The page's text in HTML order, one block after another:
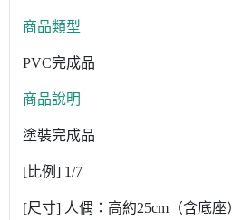
商品類型
PVC完成品
商品說明
塗裝完成品
[比例] 1/7
[尺寸] 人偶：高約25cm（含底座）